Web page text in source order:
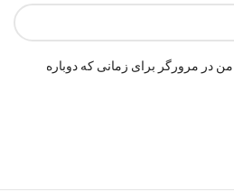
در مرورگر برای زمانی که دوباره